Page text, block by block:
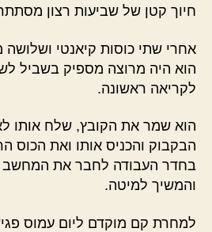
חיוך קטן של שביעות רצון
אחרי שתי כוסות קיאנטי
הוא היה מרוצה מספיק בשביל
לקריאה ראשונה.
הוא שמר את הקובץ, שלח אותו
הבקבוק והכניס אותו ואת הכוס
בחדר העבודה לחבר את המחשב
והמשיך למיטה.
למחרת קם מוקדם ליום עמוס